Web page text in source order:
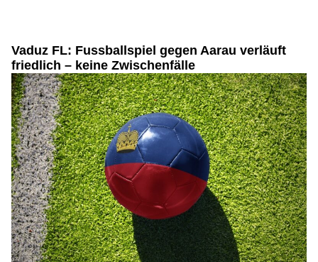
Vaduz FL: Fussballspiel gegen Aarau verläuft
friedlich – keine Zwischenfälle